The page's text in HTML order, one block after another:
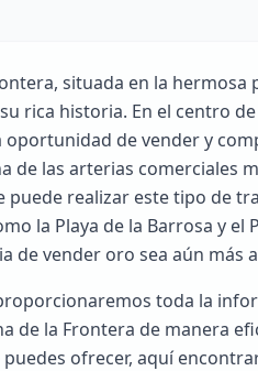
situada en la
rica historia. En el centro
de vender y
de las arterias comerciales
puede realizar este tipo de
la Playa de la Barrosa y el
de vender oro sea aún más
toda la
de la Frontera de manera
ofrecer, aquí